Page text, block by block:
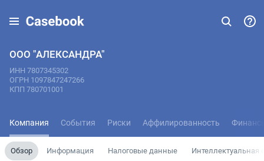
ООО "АЛЕКСАНДРА"
ИНН 7807345302
ОГРН 1097847247266
КПП 780701001
Компания События Риски Аффилированность
Обзор Информация Налоговые данные Интеллектуальная